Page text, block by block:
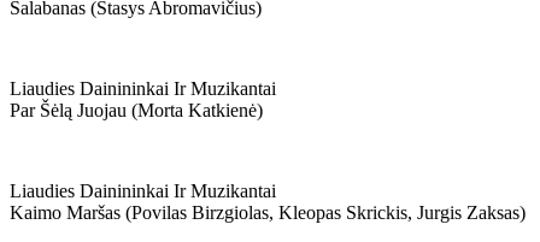
Šalabanas (stasys Abromavičius)
Liaudies Dainininkai Ir Muzikantai
Par Šėlą Juojau (morta Katkienė)
Liaudies Dainininkai Ir Muzikantai
Kaimo Maršas (povilas Birzgiolas, Kleopas Skrickis, Jurgis Zaksas)